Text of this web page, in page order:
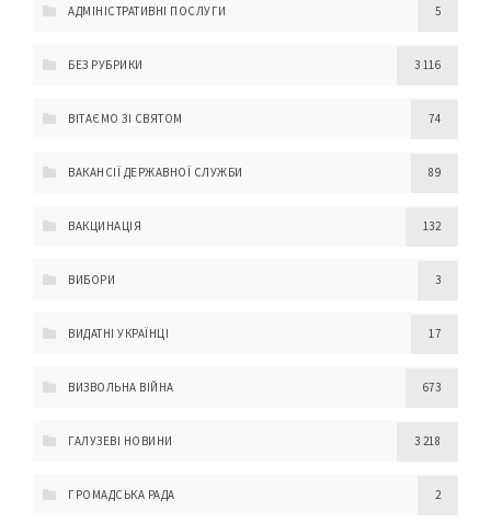
АДМІНІСТРАТИВНІ ПОСЛУГИ 5
БЕЗ РУБРИКИ 3 116
ВІТАЄМО ЗІ СВЯТОМ 74
ВАКАНСІЇ ДЕРЖАВНОЇ СЛУЖБИ 89
ВАКЦИНАЦІЯ 132
ВИБОРИ 3
ВИДАТНІ УКРАЇНЦІ 17
ВИЗВОЛЬНА ВІЙНА 673
ГАЛУЗЕВІ НОВИНИ 3 218
ГРОМАДСЬКА РАДА 2